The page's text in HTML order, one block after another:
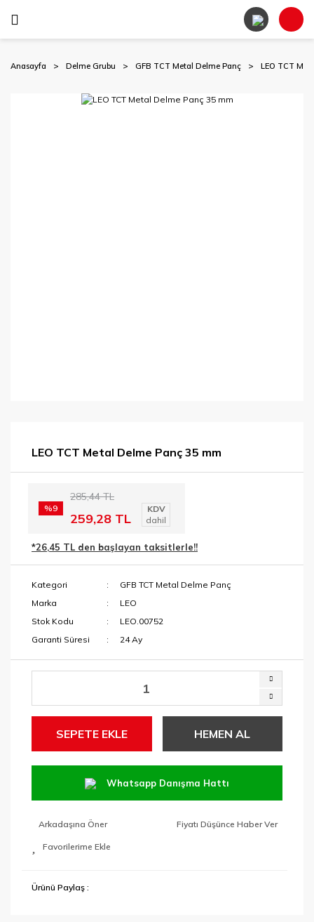
Anasayfa Delme Grubu GFB TCT Metal Delme Panç LEO TCT
LEO TCT Metal Delme Panç 35 mm
%9
285,44 TL
259,28 TL
KDV
dahil
*26,45 TL den başlayan taksitlerle!!
Kategori
GFB TCT Metal Delme Panç
Marka
LEO
Stok Kodu
LEO.00752
Garanti Süresi
24 Ay
SEPETE EKLE HEMEN AL
Whatsapp Danışma Hattı
Arkadaşına Öner Fiyatı Düşünce Haber Ver
Ürünü Paylaş :